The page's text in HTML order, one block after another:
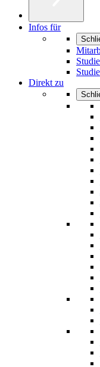
Infos für
Direkt zu